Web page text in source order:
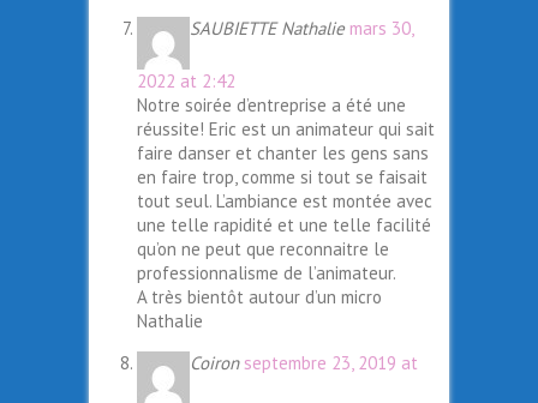
SAUBIETTE Nathalie mars 30,
2022 at 2:42
Notre soirée d’entreprise a été une
réussite! Eric est un animateur qui sait
faire danser et chanter les gens sans
en faire trop, comme si tout se faisait
tout seul. L’ambiance est montée avec
une telle rapidité et une telle facilité
qu’on ne peut que reconnaitre le
professionnalisme de l’animateur.
A très bientôt autour d’un micro
Nathalie
Coiron septembre 23, 2019 at